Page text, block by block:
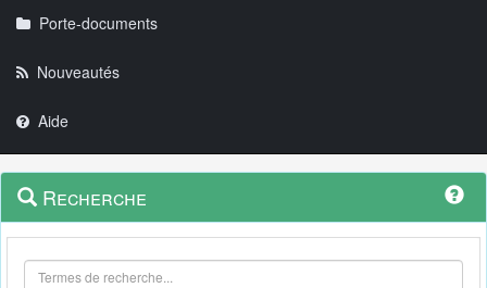
Porte-documents
Nouveautés
Aide
Navigation
outils
Menu
contextuel
Recherche